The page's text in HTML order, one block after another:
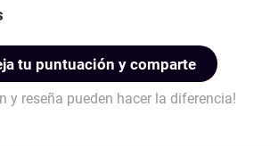
tu puntuación y comparte
y reseña pueden hacer la diferencia!